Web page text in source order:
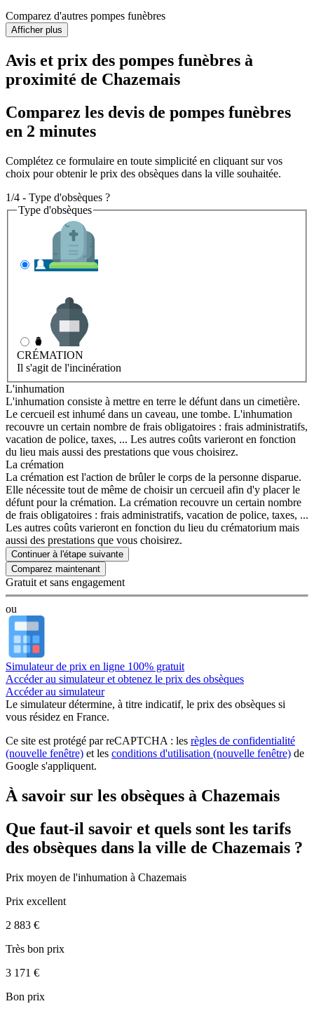
Comparez d'autres pompes funèbres
Afficher plus
Avis et prix des pompes funèbres à
proximité de Chazemais
Comparez les devis de pompes funèbres
en 2 minutes
Complétez ce formulaire en toute simplicité en cliquant sur vos
choix pour obtenir le prix des obsèques dans la ville souhaitée.
1/4 - Type d'obsèques ?
Type d'obsèques
CRÉMATION
Il s'agit de l'incinération
L'inhumation
L'inhumation consiste à mettre en terre le défunt dans un cimetière.
Le cercueil est inhumé dans un caveau, une tombe. L'inhumation
recouvre un certain nombre de frais obligatoires : frais administratifs,
vacation de police, taxes, ... Les autres coûts varieront en fonction
du lieu mais aussi des prestations que vous choisirez.
La crémation
La crémation est l'action de brûler le corps de la personne disparue.
Elle nécessite tout de même de choisir un cercueil afin d'y placer le
défunt pour la crémation. La crémation recouvre un certain nombre
de frais obligatoires : frais administratifs, vacation de police, taxes, ...
Les autres coûts varieront en fonction du lieu du crématorium mais
aussi des prestations que vous choisirez.
Continuer à l'étape suivante
Gratuit et sans engagement
ou
Simulateur de prix en ligne 100% gratuit
Accéder au simulateur et obtenez le prix des obsèques
Accéder au simulateur
Le simulateurdétermine, à titre indicatif, le prix des obsèques si
vous résidez en France.
Ce site est protégé par reCAPTCHA : les règles de confidentialité
(nouvelle fenêtre) et les conditions d'utilisation (nouvelle fenêtre) de
Google s'appliquent.
À savoir sur les obsèques à Chazemais
Que faut-il savoir et quels sont les tarifs
des obsèques dans la ville de Chazemais ?
Prix moyen de l'inhumation à Chazemais
Prix excellent
2 883 €
Très bon prix
3 171 €
Bon prix